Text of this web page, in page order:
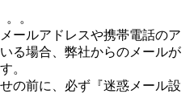
。
ールアドレスや携帯電話のア
る場合、弊社からのメールが
。
の前に、必ず『迷惑メール設